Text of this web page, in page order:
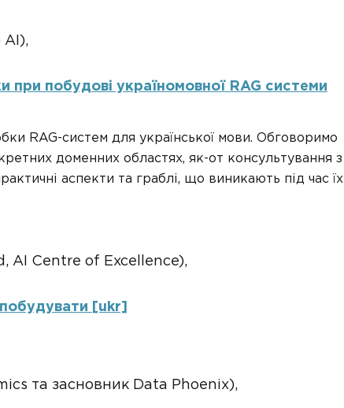
AI),
при побудові україномовної RAG системи
RAG-систем для української мови. Обговоримо
доменних областях, як-от консультування з
аспекти та граблі, що виникають під час їх
AI Centre of Excellence),
[ukr]
та засновник Data Phoenix),